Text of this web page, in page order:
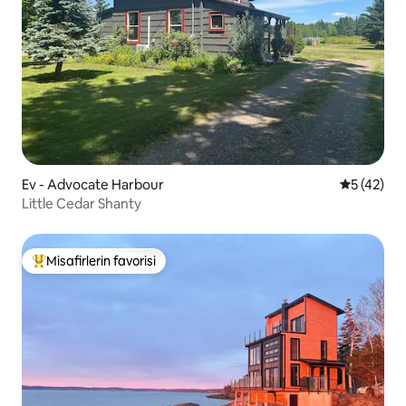
Ev - Advocate Harbour 55 (42)
Little Cedar Shanty
Misafirlerin favorilerinden en beğenilenler arasında
Misafirlerin favorisi